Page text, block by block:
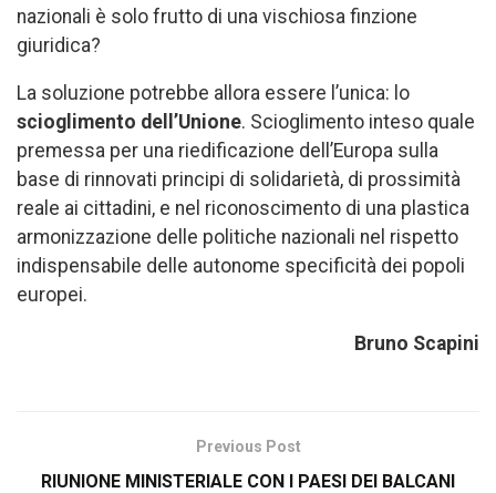
nazionali è solo frutto di una vischiosa finzione
giuridica?
La soluzione potrebbe allora essere l’unica: lo
scioglimento dell’Unione. Scioglimento inteso quale
premessa per una riedificazione dell’Europa sulla
base di rinnovati principi di solidarietà, di prossimità
reale ai cittadini, e nel riconoscimento di una plastica
armonizzazione delle politiche nazionali nel rispetto
indispensabile delle autonome specificità dei popoli
europei.
Bruno Scapini
Previous Post
RIUNIONE MINISTERIALE CON I PAESI DEI BALCANI